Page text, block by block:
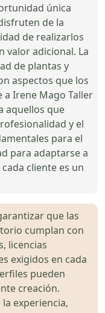
única
de la
de realizarlos
valor adicional. La
de plantas y
aspectos que los
a Irene Mago Taller
aquellos que
y el
para el
para adaptarse a
cliente es un
que las
cumplan con
licencias
exigidos en cada
pueden
creación.
experiencia,